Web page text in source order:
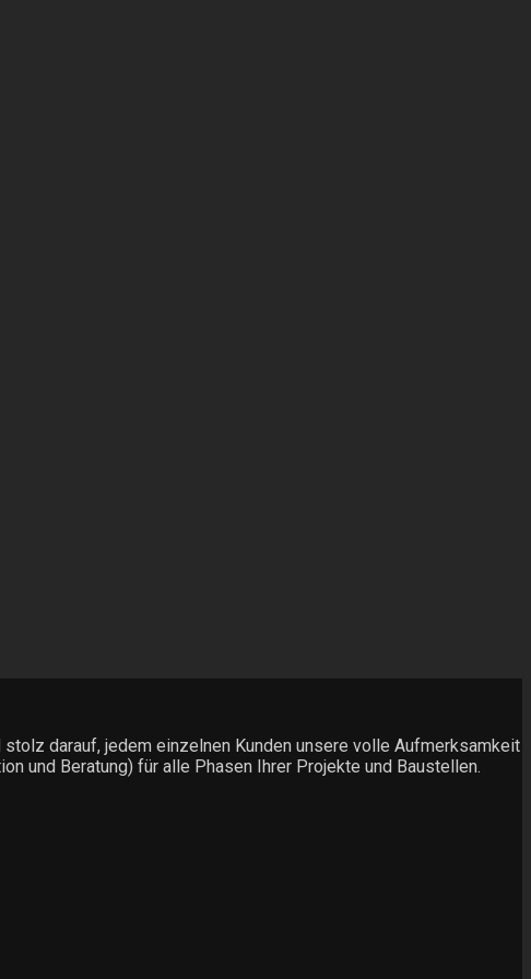
darauf, jedem einzelnen Kunden unsere volle Aufmerksamkeit
und Beratung) für alle Phasen Ihrer Projekte und Baustellen.